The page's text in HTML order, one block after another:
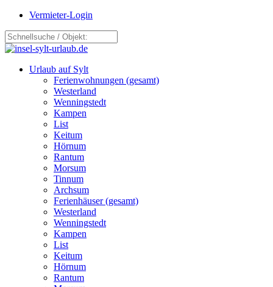
Vermieter-Login
Urlaub auf Sylt
Ferienwohnungen (gesamt)
Westerland
Wenningstedt
Kampen
List
Keitum
Hörnum
Rantum
Morsum
Tinnum
Archsum
Ferienhäuser (gesamt)
Westerland
Wenningstedt
Kampen
List
Keitum
Hörnum
Rantum